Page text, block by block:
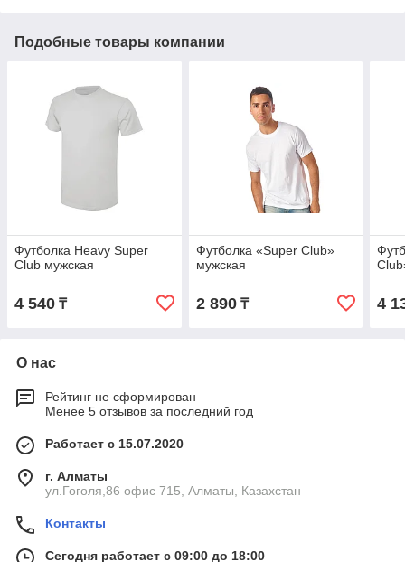
Подобные товары компании
Футболка Heavy Super
Club мужская
4 540 ₸
Футболка «Super Club»
мужская
2 890₸ 4
О нас
Рейтинг не сформирован
Менее 5 отзывов за последний год
Работает с 15.07.2020
г. Алматы
ул.Гоголя,86 офис 715, Алматы, Казахстан
Контакты
Сегодня работает с 09:00 до 18:00